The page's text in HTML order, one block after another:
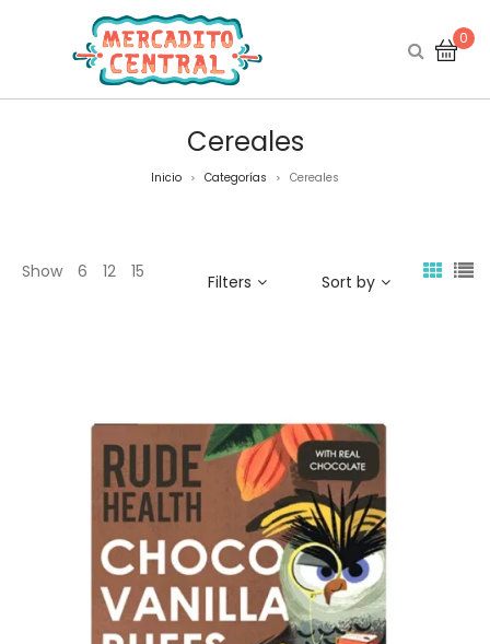
0
Cereales
Inicio > Categorías > Cereales
Show 6 12 15 Filters Sort by